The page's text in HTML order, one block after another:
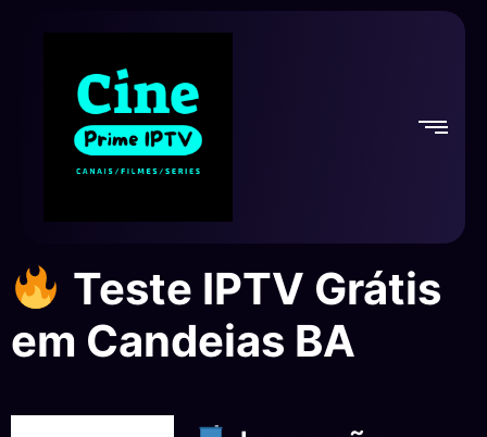
Teste IPTV Grátis
em Candeias BA